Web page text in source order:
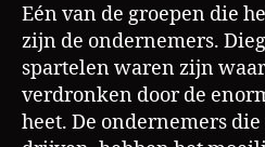
Eén van de groepen die
zijn de ondernemers.
spartelen waren zijn
verdronken door de
heet. De ondernemers